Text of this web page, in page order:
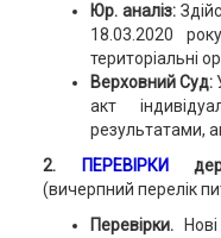
Юр. аналіз:
18.03.2020
територіальні
Верховний Суд:
акт
результатами,
2.
ПЕРЕВІРКИ
(вичерпний перелік
Перевірки.